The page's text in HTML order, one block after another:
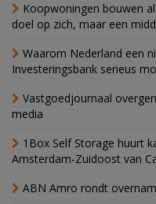
Koopwoningen bouwen
doel op zich, maar een
Waarom Nederland een
Investeringsbank serieus
Vastgoedjournaal
media
1Box Self Storage huurt
Amsterdam-Zuidoost van
ABN Amro rondt